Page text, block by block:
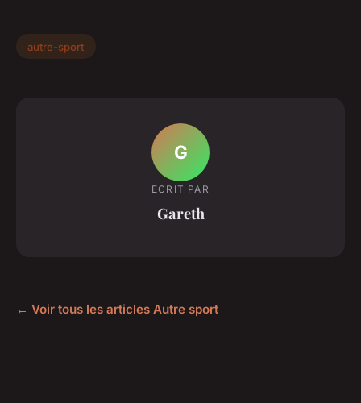
autre-sport
G
ECRIT PAR
Gareth
← Voir tous les articles Autre sport